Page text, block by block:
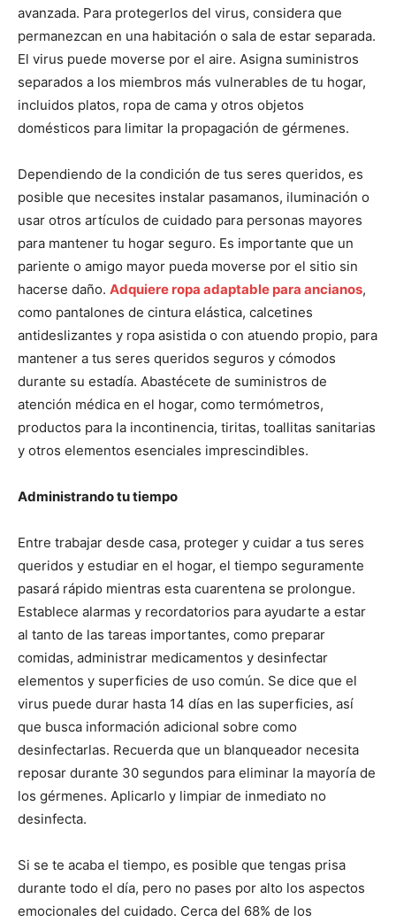
avanzada. Para protegerlos del virus, considera que
permanezcan en una habitación o sala de estar separada.
El virus puede moverse por el aire. Asigna suministros
separados a los miembros más vulnerables de tu hogar,
incluidos platos, ropa de cama y otros objetos
domésticos para limitar la propagación de gérmenes.
Dependiendo de la condición de tus seres queridos, es
posible que necesites instalar pasamanos, iluminación o
usar otros artículos de cuidado para personas mayores
para mantener tu hogar seguro. Es importante que un
pariente o amigo mayor pueda moverse por el sitio sin
hacerse daño. Adquiere ropa adaptable para ancianos,
como pantalones de cintura elástica, calcetines
antideslizantes y ropa asistida o con atuendo propio, para
mantener a tus seres queridos seguros y cómodos
durante su estadía. Abastécete de suministros de
atención médica en el hogar, como termómetros,
productos para la incontinencia, tiritas, toallitas sanitarias
y otros elementos esenciales imprescindibles.
Administrando tu tiempo
Entre trabajar desde casa, proteger y cuidar a tus seres
queridos y estudiar en el hogar, el tiempo seguramente
pasará rápido mientras esta cuarentena se prolongue.
Establece alarmas y recordatorios para ayudarte a estar
al tanto de las tareas importantes, como preparar
comidas, administrar medicamentos y desinfectar
elementos y superficies de uso común. Se dice que el
virus puede durar hasta 14 días en las superficies, así
que busca información adicional sobre como
desinfectarlas. Recuerda que un blanqueador necesita
reposar durante 30 segundos para eliminar la mayoría de
los gérmenes. Aplicarlo y limpiar de inmediato no
desinfecta.
Si se te acaba el tiempo, es posible que tengas prisa
durante todo el día, pero no pases por alto los aspectos
emocionales del cuidado. Cerca del 68% de los